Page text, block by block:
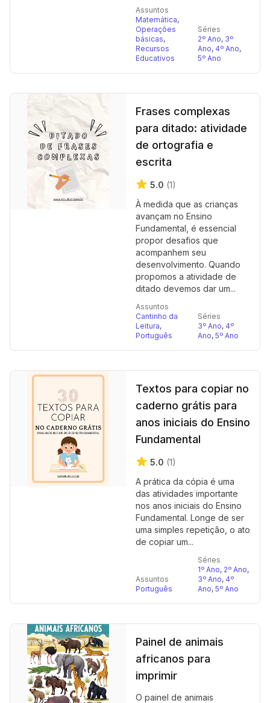
Assuntos
Matemática,
Operações
básicas,
Recursos
Educativos
Séries
2º Ano, 3º
Ano, 4º Ano,
5º Ano
Frases complexas
para ditado: atividade
de ortografia e
escrita
5.0 (1)
À medida que as crianças
avançam no Ensino
Fundamental, é essencial
propor desafios que
acompanhem seu
desenvolvimento. Quando
propomos a atividade de
ditado devemos dar um...
Assuntos
Cantinho da
Leitura,
Português
Séries
3º Ano, 4º
Ano, 5º Ano
Textos para copiar no
caderno grátis para
anos iniciais do Ensino
Fundamental
5.0 (1)
A prática da cópia é uma
das atividades importante
nos anos iniciais do Ensino
Fundamental. Longe de ser
uma simples repetição, o ato
de copiar um...
Assuntos
Português
Séries
1º Ano, 2º Ano,
3º Ano, 4º
Ano, 5º Ano
Painel de animais
africanos para
imprimir
O painel de animais